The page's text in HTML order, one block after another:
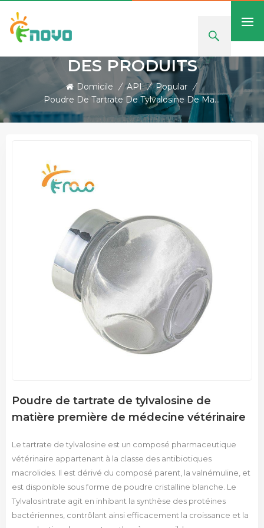
DES PRODUITS
Domicile / API / Popular /
Poudre De Tartrate De Tylvalosine De Matière Première De Médecine Vétérinaire
Poudre de tartrate de tylvalosine de
matière première de médecine vétérinaire
Le tartrate de tylvalosine est un composé pharmaceutique
vétérinaire appartenant à la classe des antibiotiques
macrolides. Il est dérivé du composé parent, la valnémuline, et
est disponible sous forme de poudre cristalline blanche. Le
Tylvalosintrate agit en inhibant la synthèse des protéines
bactériennes, contrôlant ainsi efficacement la croissance et la